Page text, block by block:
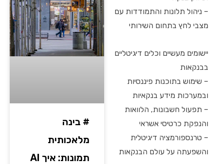
– ניהול תלונות והתמודדות עם
מצבי לחץ בתחום השירותי
יישומים מעשיים וכלים דיגיטליים
בבנקאות
– שימוש בתוכנות פיננסיות
ובמערכות מידע בנקאיות
– תפעול חשבונות, הלוואות
והנפקת כרטיסי אשראי
– טרנספורמציה דיגיטלית
והשפעתה על עולם הבנקאות
# בינה
מלאכותית
תמונות: איך AI